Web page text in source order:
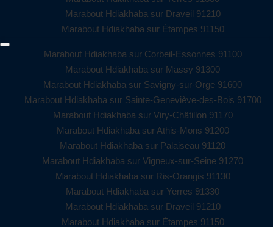
Marabout Hdiakhaba sur Draveil 91210
Marabout Hdiakhaba sur Étampes 91150
Marabout Hdiakhaba sur Corbeil-Essonnes 91100
Marabout Hdiakhaba sur Massy 91300
Marabout Hdiakhaba sur Savigny-sur-Orge 91600
Marabout Hdiakhaba sur Sainte-Geneviève-des-Bois 91700
Marabout Hdiakhaba sur Viry-Châtillon 91170
Marabout Hdiakhaba sur Athis-Mons 91200
Marabout Hdiakhaba sur Palaiseau 91120
Marabout Hdiakhaba sur Vigneux-sur-Seine 91270
Marabout Hdiakhaba sur Ris-Orangis 91130
Marabout Hdiakhaba sur Yerres 91330
Marabout Hdiakhaba sur Draveil 91210
Marabout Hdiakhaba sur Étampes 91150